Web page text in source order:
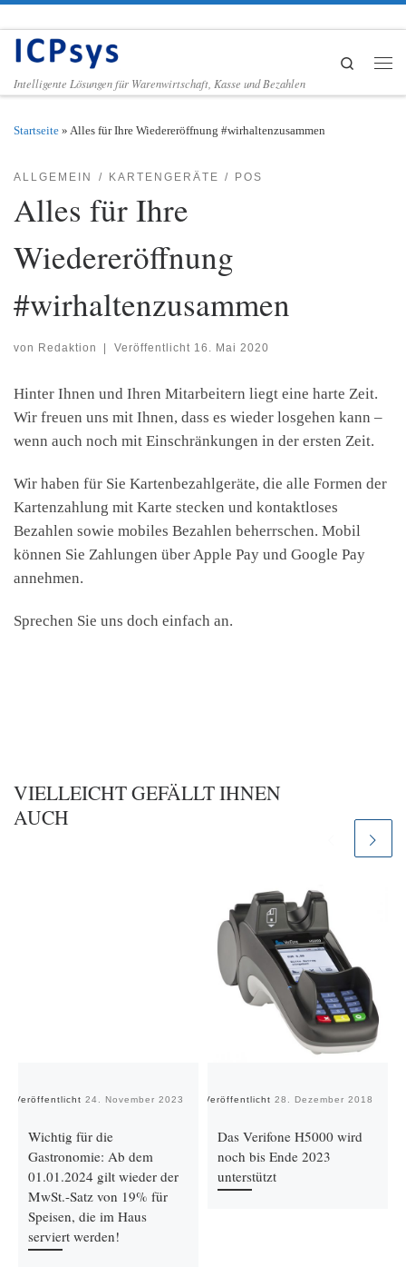
Intelligente Lösungen für Warenwirtschaft, Kasse und Bezahlen
Search
Startseite » Alles für Ihre Wiedereröffnung #wirhaltenzusammen
ALLGEMEIN KARTENGERÄTE POS
Alles für Ihre
Wiedereröffnung
#wirhaltenzusammen
von Redaktion | Veröffentlicht 16. Mai 2020
Hinter Ihnen und Ihren Mitarbeitern liegt eine harte Zeit.
Wir freuen uns mit Ihnen, dass es wieder losgehen kann –
wenn auch noch mit Einschränkungen in der ersten Zeit.
Wir haben für Sie Kartenbezahlgeräte, die alle Formen der
Kartenzahlung mit Karte stecken und kontaktloses
Bezahlen sowie mobiles Bezahlen beherrschen. Mobil
können Sie Zahlungen über Apple Pay und Google Pay
annehmen.
Sprechen Sie uns doch einfach an.
VIELLEICHT GEFÄLLT IHNEN
AUCH
Veröffentlicht 24. November 2023
Wichtig für die
Gastronomie: Ab dem
01.01.2024 gilt wieder der
MwSt.-Satz von 19% für
Speisen, die im Haus
serviert werden!
Veröffentlicht 28. Dezember 2018
Das Verifone H5000 wird
noch bis Ende 2023
unterstützt